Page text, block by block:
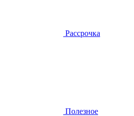
Рассрочка
Полезное